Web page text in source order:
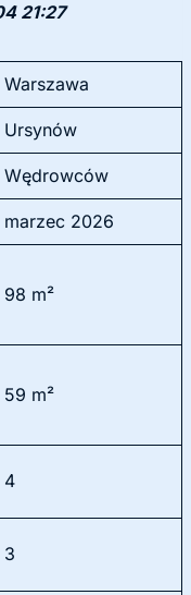
21:27
Warszawa
Ursynów
Wędrowców
marzec 2026
98 m²
59 m²
4
3